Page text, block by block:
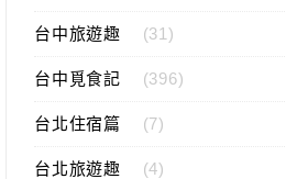
台中旅遊趣 (31)
台中覓食記 (396)
台北住宿篇 (7)
台北旅遊趣 (4)